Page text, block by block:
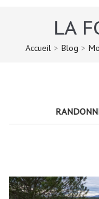
LA
Accueil > Blog >